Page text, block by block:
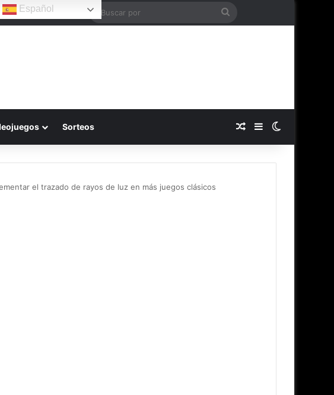
Español
Buscar
Sorteos Publicación al azar
Barra lateral
el trazado de rayos de luz en más juegos clásicos